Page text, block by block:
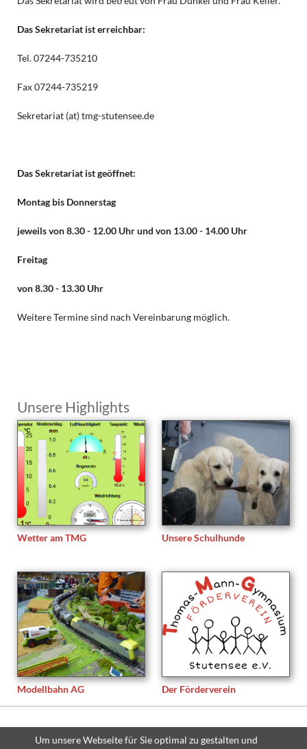
Das Sekretariat ist erreichbar:
Tel. 07244-735210
Fax 07244-735219
Sekretariat (at) tmg-stutensee.de
Das Sekretariat ist geöffnet:
Montag bis Donnerstag
jeweils von 8.30 - 12.00 Uhr und von 13.00 - 14.00 Uhr
Freitag
von 8.30 - 13.30 Uhr
Weitere Termine sind nach Vereinbarung möglich.
Unsere Highlights
Wetter am TMG Unsere Schulhunde
Modellbahn AG Der Förderverein
reserved.Um unsere Webseite für Sie optimal zu gestalten und